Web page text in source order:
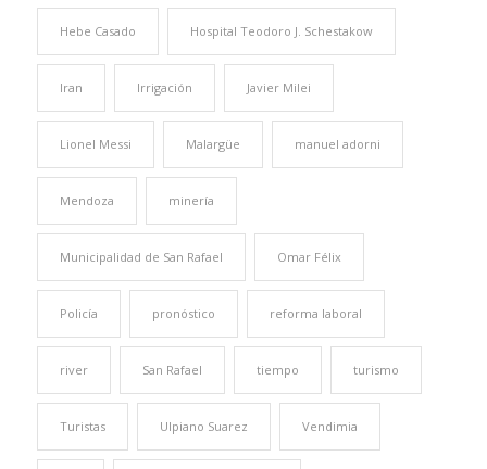
Hebe Casado Hospital Teodoro J. Schestakow
Iran Irrigación Javier Milei
Lionel Messi Malargüe manuel adorni
Mendoza minería
Municipalidad de San Rafael Omar Félix
Policía pronóstico reforma laboral
river San Rafael tiempo turismo
Turistas Ulpiano Suarez Vendimia